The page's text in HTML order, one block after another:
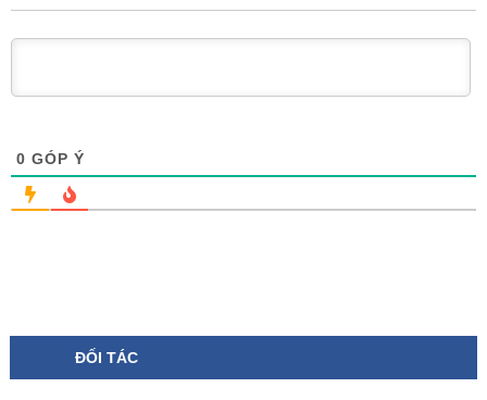
0 GÓP Ý
ĐỐI TÁC